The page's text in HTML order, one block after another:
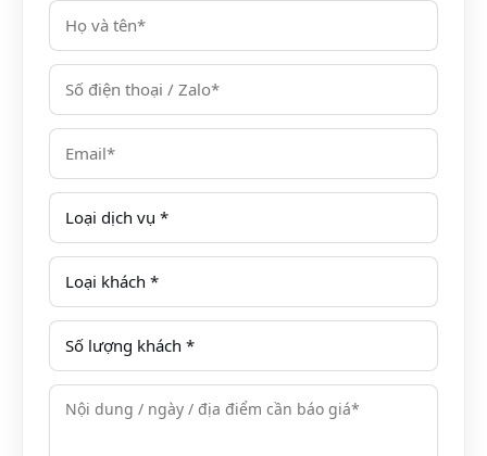
giải trí cao cấp. Đây là điểm dừng chân lý tưởng cho
du khách khi về thăm vùng quê Kinh Bắc. Mường
Thanh với nhiều hạng phòng, cung cấp đầy đủ các
dịch vụ tiêu chuẩn 5 sao: phòng nghỉ lưu trú, ăn uống
hàng ngày, tiệc cưới, tiệc chiêu đãi, hội nghị/hội thảo,
tiệc sinh nhật…